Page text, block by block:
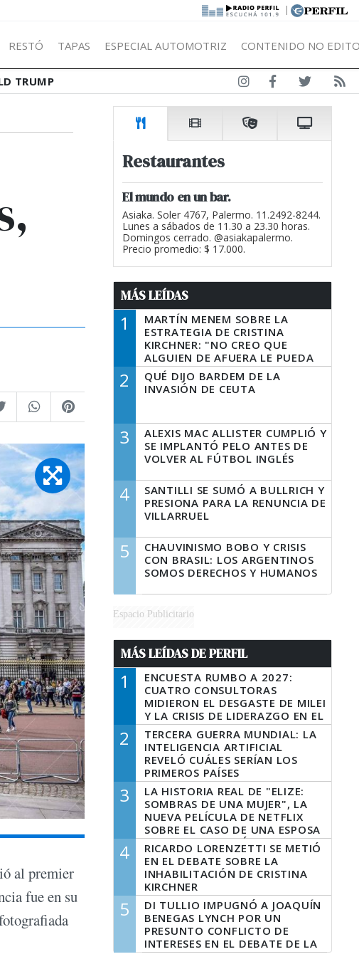
|
RESTÓ TAPAS ESPECIAL AUTOMOTRIZ CONTENIDO NO
TRUMP
al premier
fue en su
Restaurantes
El mundo en un bar.
Asiaka. Soler 4767, Palermo. 11.2492-8244.
Lunes a sábados de 11.30 a 23.30 horas.
Domingos cerrado. @asiakapalermo.
Precio promedio: $ 17.000.
MÁS LEÍDAS
1
MARTÍN MENEM SOBRE LA
ESTRATEGIA DE CRISTINA
KIRCHNER: "NO CREO QUE
ALGUIEN DE AFUERA LE PUEDA
DECIR A LA JUSTICIA LO QUE
TIENE QUE HACER"
2
QUÉ DIJO BARDEM DE LA
INVASIÓN DE CEUTA
3
ALEXIS MAC ALLISTER CUMPLIÓ Y
SE IMPLANTÓ PELO ANTES DE
VOLVER AL FÚTBOL INGLÉS
4
SANTILLI SE SUMÓ A BULLRICH Y
PRESIONA PARA LA RENUNCIA DE
VILLARRUEL
5
CHAUVINISMO BOBO Y CRISIS
CON BRASIL: LOS ARGENTINOS
SOMOS DERECHOS Y HUMANOS
Espacio Publicitario
MÁS LEÍDAS DE PERFIL
1
ENCUESTA RUMBO A 2027:
CUATRO CONSULTORAS
MIDIERON EL DESGASTE DE MILEI
Y LA CRISIS DE LIDERAZGO EN EL
PERONISMO
2
TERCERA GUERRA MUNDIAL: LA
INTELIGENCIA ARTIFICIAL
REVELÓ CUÁLES SERÍAN LOS
PRIMEROS PAÍSES
LATINOAMERICANOS EN SER
DERROTADOS
3
LA HISTORIA REAL DE "ELIZE:
SOMBRAS DE UNA MUJER", LA
NUEVA PELÍCULA DE NETFLIX
SOBRE EL CASO DE UNA ESPOSA
QUE DESCUARTIZÓ A SU
MARIDO
4
RICARDO LORENZETTI SE METIÓ
EN EL DEBATE SOBRE LA
INHABILITACIÓN DE CRISTINA
KIRCHNER
5
DI TULLIO IMPUGNÓ A JOAQUÍN
BENEGAS LYNCH POR UN
PRESUNTO CONFLICTO DE
INTERESES EN EL DEBATE DE LA
LEY DE TIERRAS